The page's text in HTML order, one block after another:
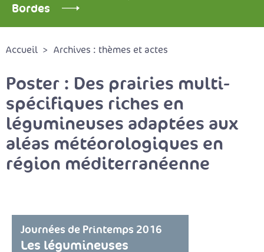
Bordes
Accueil Archives : thèmes et actes
Poster : Des prairies multi-
spécifiques riches en
légumineuses adaptées aux
aléas météorologiques en
région méditerranéenne
Journées de Printemps 2016
Les légumineuses